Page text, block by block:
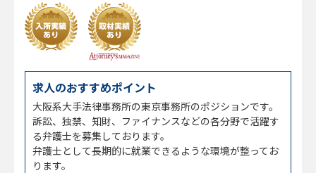
求人のおすすめポイント
大阪系大手法律事務所の東京事務所のポジションです。
訴訟、独禁、知財、ファイナンスなどの各分野で活躍す
る弁護士を募集しております。
弁護士として長期的に就業できるような環境が整ってお
ります。